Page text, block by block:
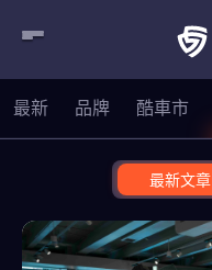
最新 品牌 酷車市
最新文章